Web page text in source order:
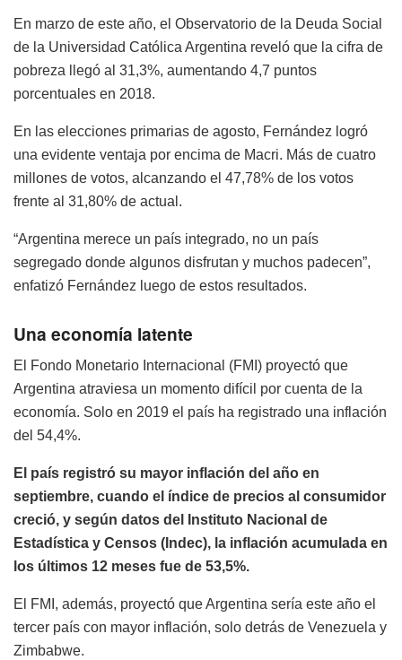
En marzo de este año, el Observatorio de la Deuda Social
de la Universidad Católica Argentina reveló que la cifra de
pobreza llegó al 31,3%, aumentando 4,7 puntos
porcentuales en 2018.
En las elecciones primarias de agosto, Fernández logró
una evidente ventaja por encima de Macri. Más de cuatro
millones de votos, alcanzando el 47,78% de los votos
frente al 31,80% de actual.
“Argentina merece un país integrado, no un país
segregado donde algunos disfrutan y muchos padecen”,
enfatizó Fernández luego de estos resultados.
Una economía latente
El Fondo Monetario Internacional (FMI) proyectó que
Argentina atraviesa un momento difícil por cuenta de la
economía. Solo en 2019 el país ha registrado una inflación
del 54,4%.
El país registró su mayor inflación del año en
septiembre, cuando el índice de precios al consumidor
creció, y según datos del Instituto Nacional de
Estadística y Censos (Indec), la inflación acumulada en
los últimos 12 meses fue de 53,5%.
El FMI, además, proyectó que Argentina sería este año el
tercer país con mayor inflación, solo detrás de Venezuela y
Zimbabwe.